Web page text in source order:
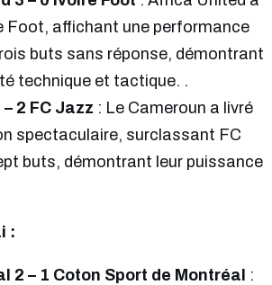
Foot, affichant une performance
buts sans réponse, démontrant
technique et tactique. .
2 FC Jazz : Le Cameroun a livré
spectaculaire, surclassant FC
buts, démontrant leur puissance
:
2 – 1 Coton Sport de Montréal :